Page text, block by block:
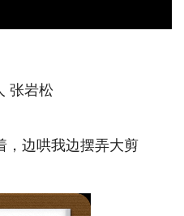
张岩松
边哄我边摆弄大剪